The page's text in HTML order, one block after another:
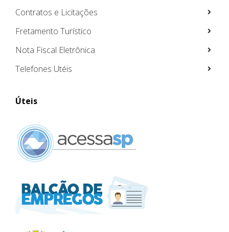
Contratos e Licitações
Fretamento Turístico
Nota Fiscal Eletrônica
Telefones Utéis
Úteis